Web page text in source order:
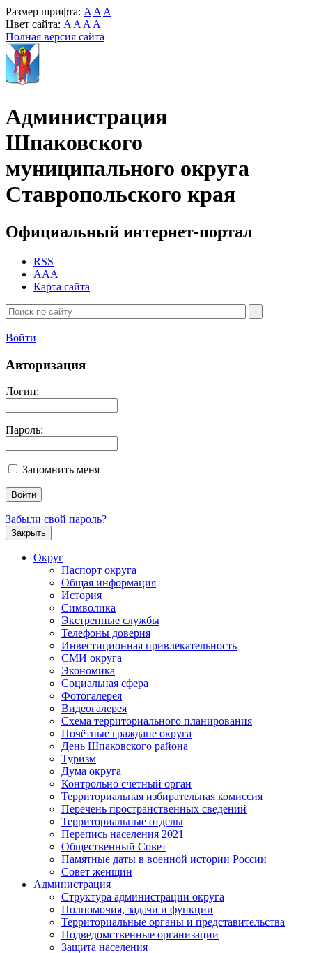
Размер шрифта: A A A
Цвет сайта: A A A A
Полная версия сайта
Администрация
Шпаковского
муниципального округа
Ставропольского края
Официальный интернет-портал
RSS
AAA
Карта сайта
Войти
Авторизация
Логин:
Пароль:
Запомнить меня
Забыли свой пароль?
Закрыть
Округ
Паспорт округа
Общая информация
История
Символика
Экстренные службы
Телефоны доверия
Инвестиционная привлекательность
СМИ округа
Экономика
Социальная сфера
Фотогалерея
Видеогалерея
Схема территориального планирования
Почётные граждане округа
День Шпаковского района
Туризм
Дума округа
Контрольно счетный орган
Территориальная избирательная комиссия
Перечень пространственных сведений
Территориальные отделы
Перепись населения 2021
Общественный Совет
Памятные даты в военной истории России
Совет женщин
Администрация
Структура администрации округа
Полномочия, задачи и функции
Территориальные органы и представительства
Подведомственные организации
Защита населения